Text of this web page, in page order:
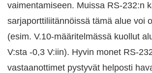
vaimentamiseen. Muissa RS-232:n
sarjaporttiliitännöissä tämä alue voi
(esim. V.10-määritelmässä kuollut
V:sta -0,3 V:iin). Hyvin monet RS-
vastaanottimet pystyvät helposti